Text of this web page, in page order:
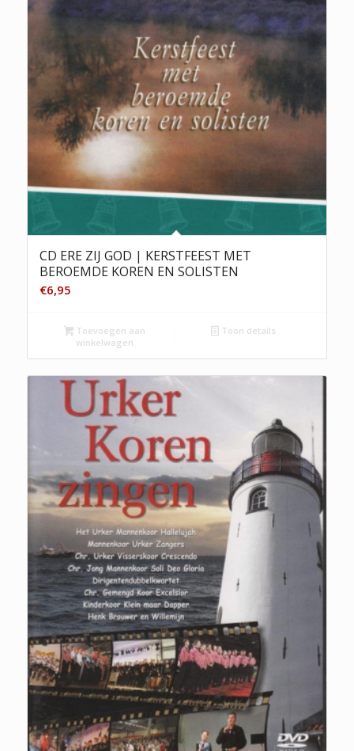
CD ERE ZIJ GOD | KERSTFEEST MET
BEROEMDE KOREN EN SOLISTEN
€6,95
Toevoegen aan
winkelwagen
Toon details